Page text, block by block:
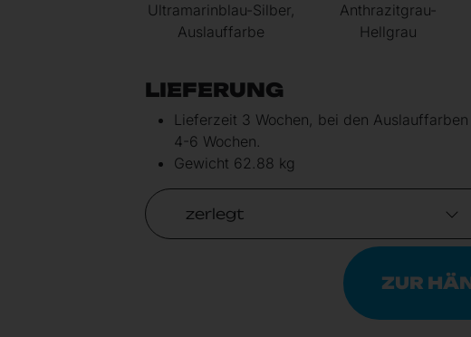
Ultramarinblau-Silber,
Auslauffarbe
Anthrazitgrau-
Hellgrau
LIEFERUNG
Lieferzeit 3 Wochen, bei den
4-6 Wochen.
Gewicht 62.88 kg
ZUR